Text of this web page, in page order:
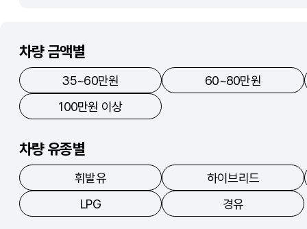
차량 금액별
35~60만원
60~80만원
100만원 이상
차량 유종별
휘발유
하이브리드
LPG
경유